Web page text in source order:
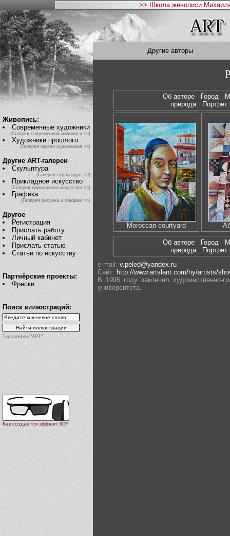
>> Школа живописи
Живопись:
Современные художники
(Галерея современной живописи >>)
Художники прошлого
(Галерея картин художников >>)
Другие ART-галереи
Скульптура
(Галерея скульптуры >>)
Прикладное искусство
(Галерея прикладного искусства >>)
Графика
(Галерея рисунка и графики >>)
Другое
Регистрация
Прислать работу
Личный кабинет
Прислать статью
Статьи по искусству
Партнёрские проекты:
Фрески
Поиск иллюстраций:
Top галереи "АРТ"
Как создаётся эффект 3D?
Другие авторы
Об авторе Город
природа
Moroccan courtyard
Об авторе Город
природа
e-mail: v.peled@yandex.ru
Сайт: http://www.artslant.com/ny/artists/
В 1995 году закончил художественно-
университета.